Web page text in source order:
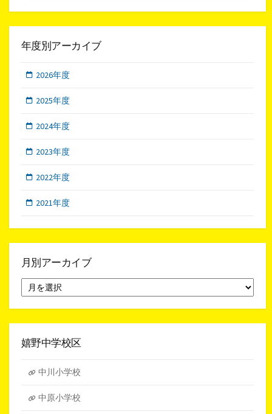
年度別アーカイブ
2026年度
2025年度
2024年度
2023年度
2022年度
2021年度
月別アーカイブ
別
ア
イ
嬉野中学校区
中川小学校
中原小学校